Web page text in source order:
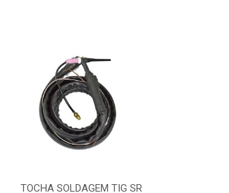
TOCHA SOLDAGEM TIG SR